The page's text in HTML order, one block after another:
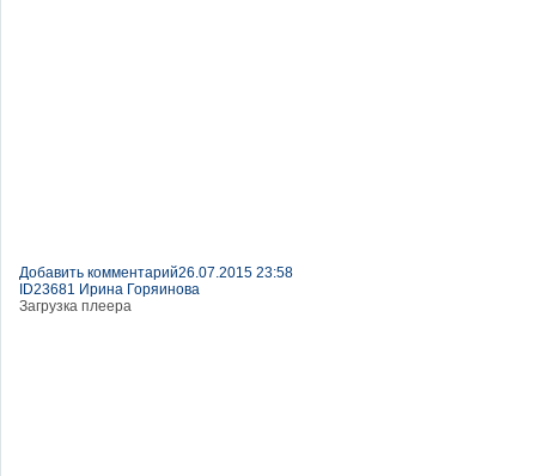
Добавить комментарий26.07.2015 23:58
ID23681 Ирина Горяинова
Загрузка плеера